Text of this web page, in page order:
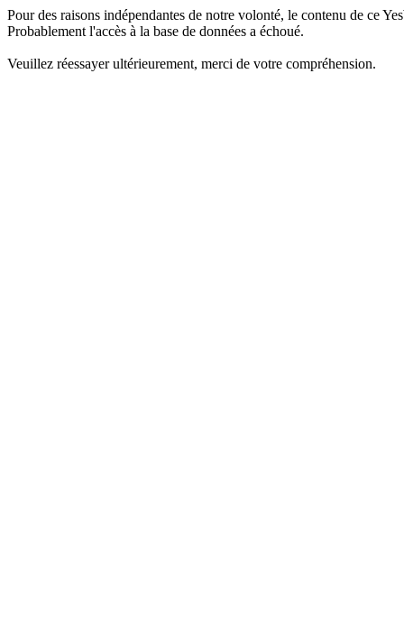
Pour des raisons indépendantes de notre volonté, le contenu de ce
Probablement l'accès à la base de données a échoué.
Veuillez réessayer ultérieurement, merci de votre compréhension.